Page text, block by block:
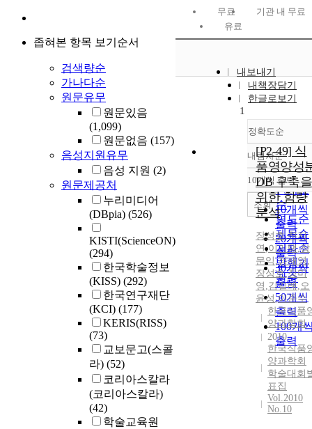
좁혀본 항목 보기순서
검색량순
가나다순
원문유무
원문있음
(1,099)
원문없음 (157)
음성지원유무
음성 지원 (2)
원문제공처
누리미디어
(DBpia) (526)
KISTI(ScienceON)
(294)
한국학술정보
(KISS) (292)
한국연구재단
(KCI) (177)
KERIS(RISS)
(73)
교보문고(스콜
라) (52)
코리아스칼라
(코리아스칼라)
(42)
학술교육원
무료
기관 내 무료
유료
내보내기
내책장담기
한글로보기
정확도순
정확도
순
인기도
순
연도순
제목순
저자순
발행기
관순
내림차순
내림차
10개씩 출력
10개씩
출력
20개씩
출력
30개씩
출력
50개씩
출력
100개
출력
조회
1
[P2-49] 식
품영양성
DB 구축을
위한 함량
분석
장성호,천지
연,이기택,장
문익,정재영,
장성호,장미
영 ,김길례,오
윤성 ,이준수
한국식품
양과학회
2010
한국식품
양과학회
학술대회
표집
Vol.2010
No.10